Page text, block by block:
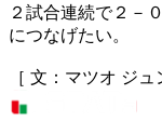
２試合連続で２－
につなげたい。
［ 文：マツオ ジュ